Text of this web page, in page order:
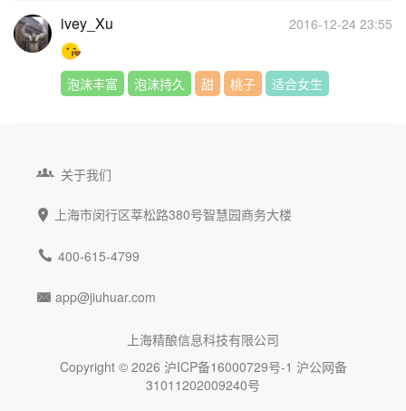
ivey_Xu 2016-12-24 23:55
泡沫丰富 泡沫持久 甜 桃子 适合女生
 关于我们
 上海市闵行区莘松路380号智慧园商务大楼
 400-615-4799
 app@jiuhuar.com
上海精酿信息科技有限公司
Copyright © 2026 沪ICP备16000729号-1 沪公网备
31011202009240号